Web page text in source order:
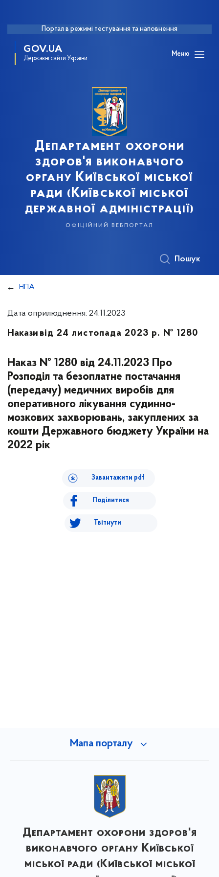
Портал в режимі тестування та наповнення
GOV.UA
Державні сайти України
Меню
Департамент охорони
здоров'я виконавчого
органу Київської міської
ради (Київської міської
державної адміністрації)
офіційний вебпортал
Пошук
НПА
Дата оприлюднення: 24.11.2023
Накази від 24 листопада 2023 р. № 1280
Наказ № 1280 від 24.11.2023 Про
Розподіл та безоплатне постачання
(передачу) медичних виробів для
оперативного лікування судинно-
мозкових захворювань, закуплених за
кошти Державного бюджету України на
2022 рік
Завантажити pdf
Поділитися
Твітнути
Мапа порталу
Департамент охорони здоров'я
виконавчого органу Київської
міської ради (Київської міської